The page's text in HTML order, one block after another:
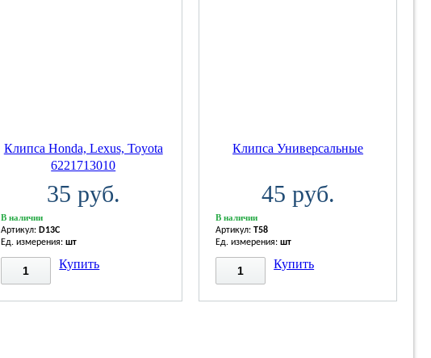
Клипса Honda, Lexus, Toyota
6221713010
35 руб.
В наличии
Артикул: D13C
Ед. измерения:шт
Купить
Клипса Универсальные
45 руб.
В наличии
Артикул:T58
Ед. измерения:шт
Купить